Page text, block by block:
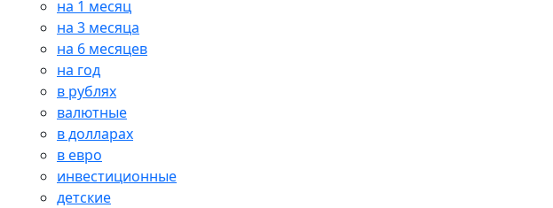
на 1 месяц
на 3 месяца
на 6 месяцев
на год
в рублях
валютные
в долларах
в евро
инвестиционные
детские